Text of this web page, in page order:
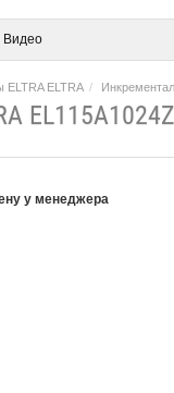
Видео
ELTRA ELTRA
у менеджера